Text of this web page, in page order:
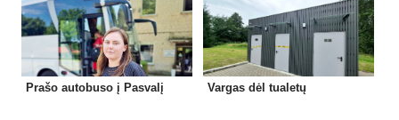
Prašo autobuso į Pasvalį Vargas dėl tualetų